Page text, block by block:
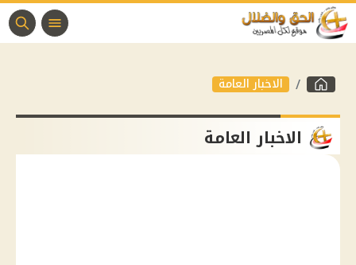
الاخبار العامة
الاخبار العامة